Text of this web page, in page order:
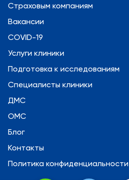
Страховым компаниям
Вакансии
COVID-19
Услуги клиники
Подготовка к исследованиям
Специалисты клиники
ДМС
ОМС
Блог
Контакты
Политика конфиденциальности